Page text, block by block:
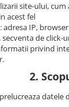
site-ului,
acest fel
IP,
de
privind
2.